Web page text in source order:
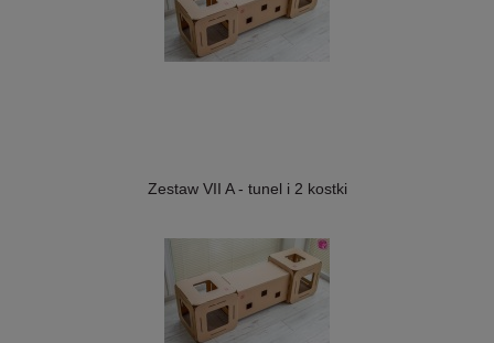
Zestaw VII A - tunel i 2 kostki